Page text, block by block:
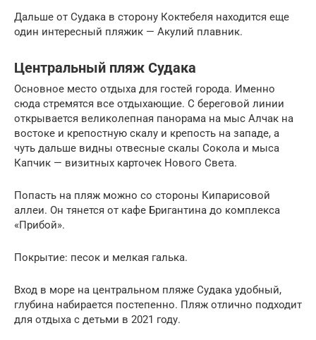
Дальше от Судака в сторону Коктебеля находится еще
один интересный пляжик — Акулий плавник.
Центральный пляж Судака
Основное место отдыха для гостей города. Именно
сюда стремятся все отдыхающие. С береговой линии
открывается великолепная панорама на мыс Алчак на
востоке и крепостную скалу и крепость на западе, а
чуть дальше видны отвесные скалы Сокола и мыса
Капчик — визитных карточек Нового Света.
Попасть на пляж можно со стороны Кипарисовой
аллеи. Он тянется от кафе Бригантина до комплекса
«Прибой».
Покрытие: песок и мелкая галька.
Вход в море на центральном пляже Судака удобный,
глубина набирается постепенно. Пляж отлично подходит
для отдыха с детьми в 2021 году.